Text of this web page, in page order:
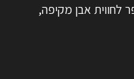
לחווית אבן מקיפה,